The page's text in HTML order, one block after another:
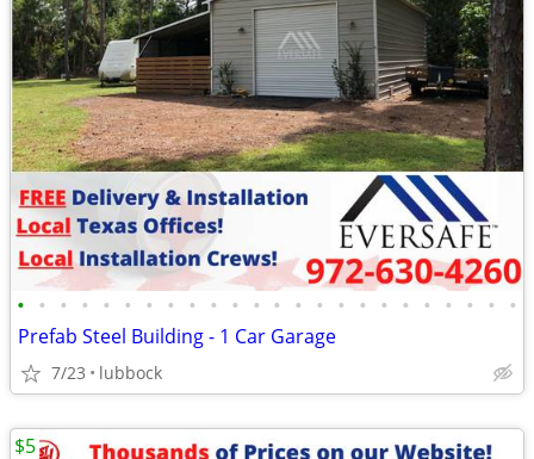
• • • • • • • • • • • • • • • • • • • • • • • •
Prefab Steel Building - 1 Car Garage
7/23 lubbock
$5